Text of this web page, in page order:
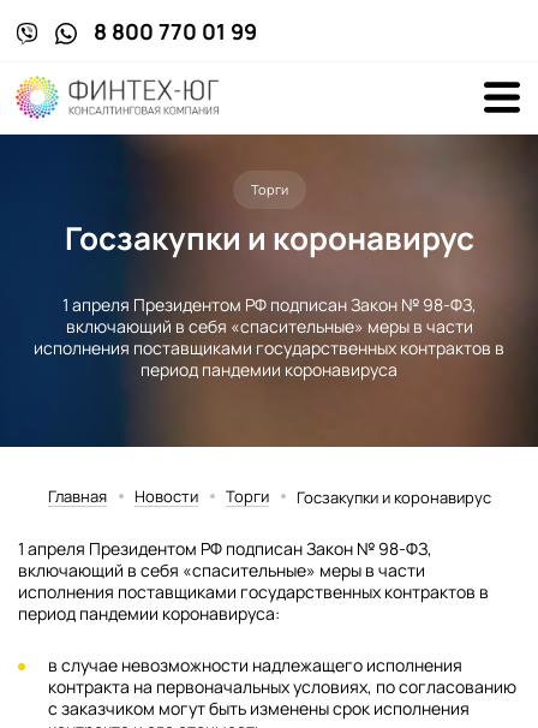
8 800 770 01 99
Торги
Госзакупки и коронавирус
1 апреля Президентом РФ подписан Закон № 98-ФЗ,
включающий в себя «спасительные» меры в части
исполнения поставщиками государственных контрактов в
период пандемии коронавируса
Главная Новости Торги Госзакупки и коронавирус
1 апреля Президентом РФ подписан Закон № 98-ФЗ,
включающий в себя «спасительные» меры в части
исполнения поставщиками государственных контрактов в
период пандемии коронавируса:
в случае невозможности надлежащего исполнения
контракта на первоначальных условиях, по согласованию
с заказчиком могут быть изменены срок исполнения